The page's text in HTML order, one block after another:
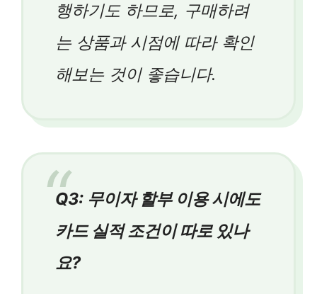
행하기도 하므로, 구매하려
는 상품과 시점에 따라 확인
해보는 것이 좋습니다.
Q3: 무이자 할부 이용 시에도
카드 실적 조건이 따로 있나
요?